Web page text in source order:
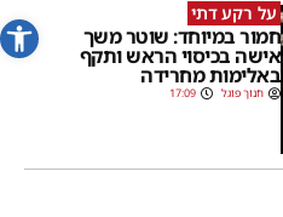
פתח על רקע דתי
חמור במיוחד: שוטר משך
אישה בכיסוי הראש ותקף
באלימות מחרידה
חנוך פוגל 17:09